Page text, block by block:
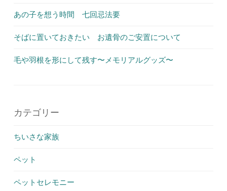
あの子を想う時間 七回忌法要
そばに置いておきたい お遺骨のご安置について
毛や羽根を形にして残す〜メモリアルグッズ〜
カテゴリー
ちいさな家族
ペット
ペットセレモニー